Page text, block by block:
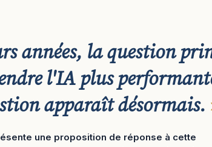
années, la question
l'IA plus
apparaît désormais.
une proposition de réponse à cette